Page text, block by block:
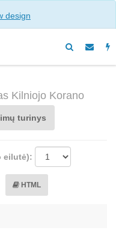
design
Kilniojo Korano
turinys
eilutė):
HTML